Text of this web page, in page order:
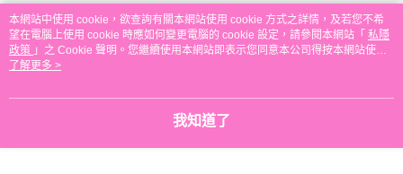
其他地區配送 運費表
熱門標籤
熱銷排行
本網站中使用 cookie，欲查詢有關本網站使用 cookie 方式之詳情，及若您不希
望在電腦上使用 cookie 時應如何變更電腦的 cookie 設定，請參閱本網站「 私隱
政策 」之 Cookie 聲明。您繼續使用本網站即表示您同意本公司得按本網站使用
條款之 Cookie 聲明使用 cookie。
了解更多 >
我知道了